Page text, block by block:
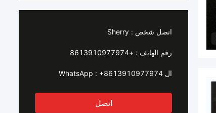
اتصل شخص : Sherry
رقم الهاتف : +8613910977974
ال WhatsApp : +8613910977974
اتصل